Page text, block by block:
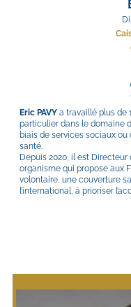
Eric PAVY a travaillé plus de
particulier dans le domaine
biais de services sociaux
santé.
Depuis 2020, il est Directeur
organisme qui propose aux
volontaire, une couverture
l’international, à prioriser